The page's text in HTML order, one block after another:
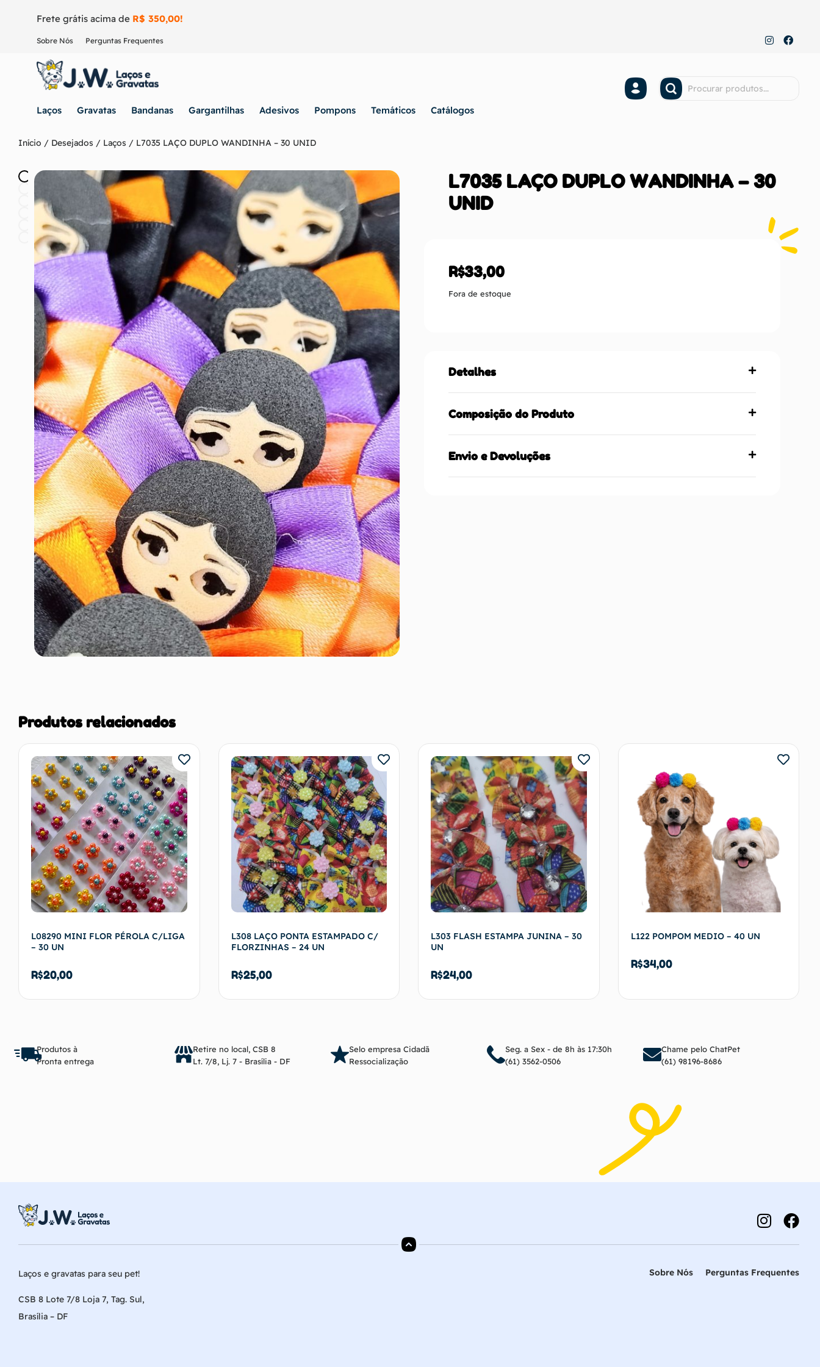
Frete grátis acima de R$ 350,00!
Sobre Nós Perguntas Frequentes
Laços Gravatas Bandanas Gargantilhas Adesivos Pompons Temáticos Catálogos
Início / Desejados / Laços / L7035 LAÇO DUPLO WANDINHA – 30 UNID
L7035 LAÇO DUPLO WANDINHA – 30
UNID
R$33,00
Fora de estoque
Detalhes
Composição do Produto
Envio e Devoluções
Produtos relacionados
L08290 MINI FLOR PÉROLA C/LIGA
– 30 UN
R$20,00
L308 LAÇO PONTA ESTAMPADO C/
FLORZINHAS – 24 UN
R$25,00
Adicionar ao carrinho
L303 FLASH ESTAMPA JUNINA – 30
UN
R$24,00
Adicionar ao carrinho
L122 POMPOM MEDIO – 40 UN
R$34,00
Adicionar ao carrinho
Produtos à
Pronta entrega
Retire no local, CSB 8
Lt. 7/8, Lj. 7 - Brasília - DF
Selo empresa Cidadã
Ressocialização
Seg. a Sex - de 8h às 17:30h
(61) 3562-0506
Chame pelo ChatPet
(61) 98196-8686
Laços e gravatas para seu pet!
CSB 8 Lote 7/8 Loja 7, Tag. Sul,
Brasília – DF
Sobre Nós Perguntas Frequentes